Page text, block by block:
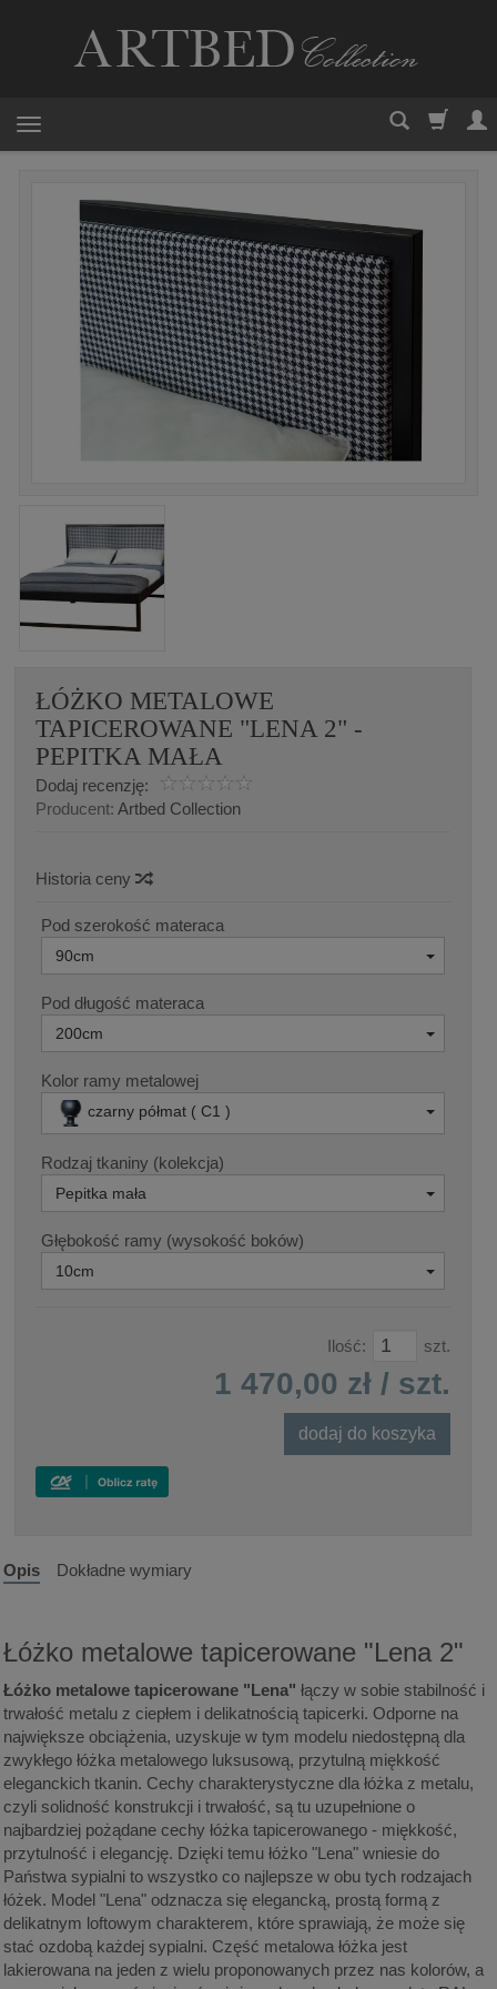
ŁÓŻKO METALOWE
TAPICEROWANE "LENA 2" -
PEPITKA MAŁA
Dodaj recenzję:
Producent: Artbed Collection
Historia ceny
Pod szerokość materaca
90cm
Pod długość materaca
200cm
Kolor ramy metalowej
czarny półmat ( C1 )
Rodzaj tkaniny (kolekcja)
Pepitka mała
Głębokość ramy (wysokość boków)
10cm
Ilość: szt.
1 470,00 zł / szt.
dodaj do koszyka
Opis Dokładne wymiary
Łóżko metalowe tapicerowane "Lena 2"
Łóżko metalowe tapicerowane "Lena" łączy w sobie stabilność i
trwałość metalu z ciepłem i delikatnością tapicerki. Odporne na
największe obciążenia, uzyskuje w tym modelu niedostępną dla
zwykłego łóżka metalowego luksusową, przytulną miękkość
eleganckich tkanin. Cechy charakterystyczne dla łóżka z metalu,
czyli solidność konstrukcji i trwałość, są tu uzupełnione o
najbardziej pożądane cechy łóżka tapicerowanego - miękkość,
przytulność i elegancję. Dzięki temu łóżko "Lena" wniesie do
Państwa sypialni to wszystko co najlepsze w obu tych rodzajach
łóżek. Model "Lena" odznacza się elegancką, prostą formą z
delikatnym loftowym charakterem, które sprawiają, że może się
stać ozdobą każdej sypialni. Część metalowa łóżka jest
lakierowana na jeden z wielu proponowanych przez nas kolorów, a